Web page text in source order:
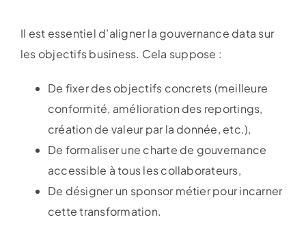
Il est essentiel d’aligner la gouvernance data sur
les objectifs business. Cela suppose :
De fixer des objectifs concrets (meilleure
conformité, amélioration des reportings,
création de valeur par la donnée, etc.),
De formaliser une charte de gouvernance
accessible à tous les collaborateurs,
De désigner un sponsor métier pour incarner
cette transformation.